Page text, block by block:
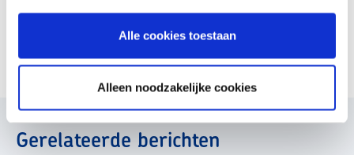
Alle cookies toestaan
Alleen noodzakelijke cookies
Gerelateerde berichten